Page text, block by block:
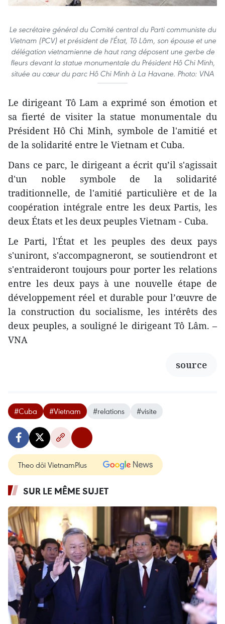
Le secrétaire général du Comité central du Parti communiste du
Vietnam (PCV) et président de l'État, Tô Lâm, son épouse et une
délégation vietnamienne de haut rang déposent une gerbe de
fleurs devant la statue monumentale du Président Hô Chi Minh,
située au cœur du parc Hô Chi Minh à La Havane. Photo: VNA
Le dirigeant Tô Lam a exprimé son émotion et
sa fierté de visiter la statue monumentale du
Président Hô Chi Minh, symbole de l'amitié et
de la solidarité entre le Vietnam et Cuba.
Dans ce parc, le dirigeant a écrit qu’il s'agissait
d'un noble symbole de la solidarité
traditionnelle, de l'amitié particulière et de la
coopération intégrale entre les deux Partis, les
deux États et les deux peuples Vietnam - Cuba.
Le Parti, l'État et les peuples des deux pays
s'uniront, s'accompagneront, se soutiendront et
s'entraideront toujours pour porter les relations
entre les deux pays à une nouvelle étape de
développement réel et durable pour l’œuvre de
la construction du socialisme, les intérêts des
deux peuples, a souligné le dirigeant Tô Lâm. –
VNA
source
#Cuba #Vietnam #relations #visite
Theo dõi VietnamPlus
SUR LE MÊME SUJET